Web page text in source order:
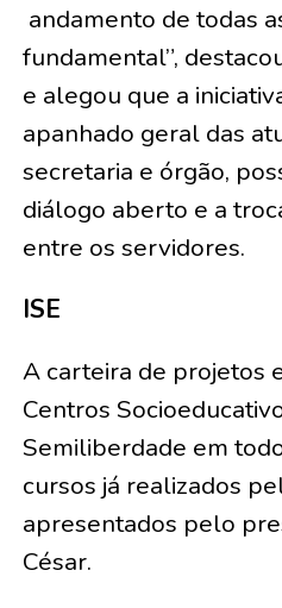
andamento de todas
fundamental”,
e alegou que a
apanhado geral das
secretaria e órgão,
diálogo aberto e a
entre os servidores.
ISE
A carteira de projetos
Centros
Semiliberdade em
cursos já realizados
apresentados pelo
César.